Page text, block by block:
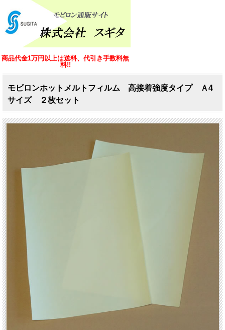
商品代金1万円以上は送料、代引き手数料無
料!!
モビロンホットメルトフィルム 高接着強度タイプ Ａ4
サイズ ２枚セット